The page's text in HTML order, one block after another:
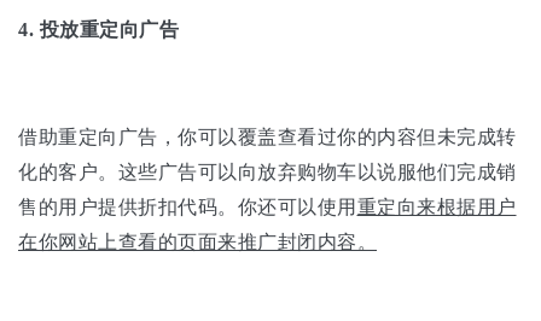
4. 投放重定向广告
借助重定向广告，你可以覆盖查看过你的内容但未完成转
化的客户。这些广告可以向放弃购物车以说服他们完成销
售的用户提供折扣代码。你还可以使用 重定向来根据用户
在你网站上查看的页面来推广封闭内容。